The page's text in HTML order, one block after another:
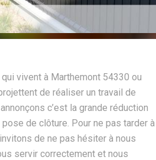
vivent à Marthemont 54330 ou
de réaliser un travail de
c’est la grande réduction
de clôture. Pour ne pas tarder à
de ne pas hésiter à nous
servir correctement et nous